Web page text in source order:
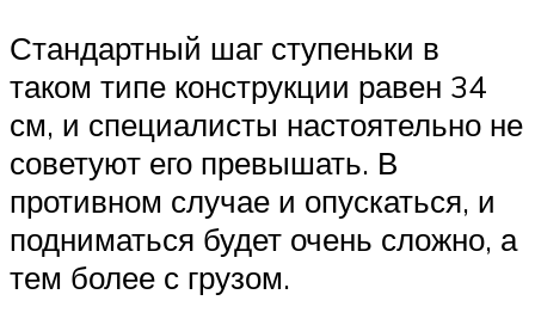
Стандартный шаг ступеньки в
таком типе конструкции равен 34
см, и специалисты настоятельно не
советуют его превышать. В
противном случае и опускаться, и
подниматься будет очень сложно, а
тем более с грузом.